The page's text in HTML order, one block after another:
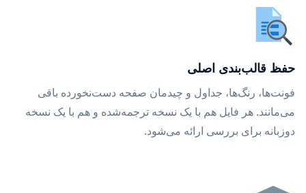
حفظ قالب‌بندی اصلی
فونت‌ها، رنگ‌ها، جداول و چیدمان صفحه دست‌نخورده باقی
می‌مانند. هر فایل هم با یک نسخه ترجمه‌شده و هم با یک نسخه
دوزبانه برای بررسی ارائه می‌شود.